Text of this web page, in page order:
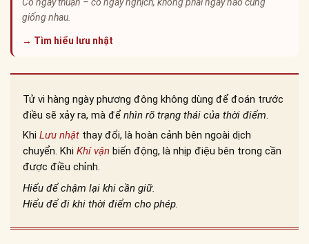
giống nhau.
→ Tìm hiểu lưu nhật
Tử vi hàng ngày phương đông không dùng để đoán trước
điều sẽ xảy ra, mà đểnhìn rõ trạng thái của thời điểm.
Khi Lưu nhật thay đổi, là hoàn cảnh bên ngoài dịch
chuyển. Khi Khí vận biến động, là nhịp điệu bên trong cần
được điều chỉnh.
Hiểu để chậm lại khi cần giữ.
Hiểu để đi khi thời điểm cho phép.